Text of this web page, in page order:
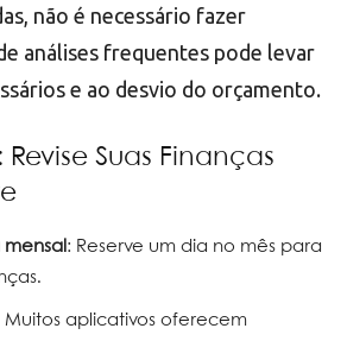
não é necessário fazer
análises frequentes pode levar
e ao desvio do orçamento.
Revise Suas Finanças
: Reserve um dia no mês para
Muitos aplicativos oferecem